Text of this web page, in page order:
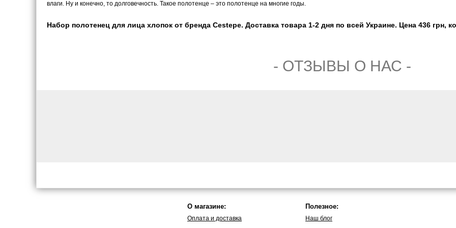
влаги. Ну и конечно, то долговечность. Такое полотенце – это полотенце на многие годы.
Набор полотенец для лица хлопок от бренда Cestepe. Доставка товара 1-2 дня по всей Украине. Цена 436 грн,
- ОТЗЫВЫ О НАС -
О магазине:
Оплата и доставка
Полезное:
Наш блог